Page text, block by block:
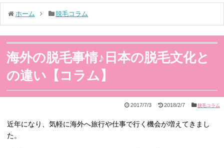
ホーム 脱毛コラム
海外の脱毛事情♪日本の脱毛文化と
の違い【コラム】
2017/7/3 2018/2/7 脱毛コラム
近年になり、気軽に海外へ旅行や仕事で行く機会が増えてきまし
た。